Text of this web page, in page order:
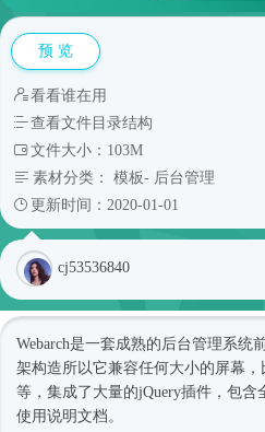
预 览
看看谁在用
查看文件目录结构
文件大小：103M
素材分类： 模板- 后台管理
更新时间：2020-01-01
cj53536840
Webarch是一套成熟的后台管理系统
架构造所以它兼容任何大小的屏幕
等，集成了大量的jQuery插件 ，包
使用说明文档。